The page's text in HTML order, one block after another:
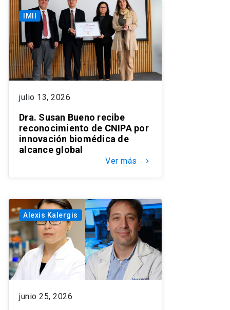
IMII
julio 13, 2026
Dra. Susan Bueno recibe
reconocimiento de CNIPA por
innovación biomédica de
alcance global
Ver más keyboard_arrow_right
Alexis Kalergis
junio 25, 2026